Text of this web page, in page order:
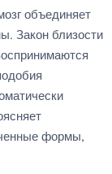
объединяет
Закон близости
формы,